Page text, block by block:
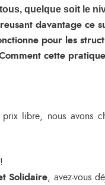
quelque soit le
davantage ce
pour les
cette
prix libre, nous avons
Solidaire, avez-vous